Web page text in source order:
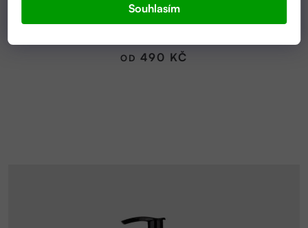
Souhlasím
BUBLA BUBLÁ - PĚNA DO KOUPELE PRO CELOU
RODINU | ANELA
OD 490 KČ